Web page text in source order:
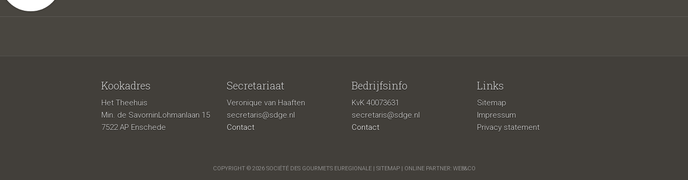
Kookadres
Het Theehuis
Min. de SavorninLohmanlaan 15
7522 AP Enschede
Secretariaat
Veronique van Haaften
secretaris@sdge.nl
Contact
Bedrijfsinfo
KvK 40073631
secretaris@sdge.nl
Contact
Links
Sitemap
Impressum
Privacy statement
COPYRIGHT © 2026 SOCIÉTÉ DES GOURMETS EUREGIONALE | SITEMAP| ONLINE PARTNER: WEB&CO